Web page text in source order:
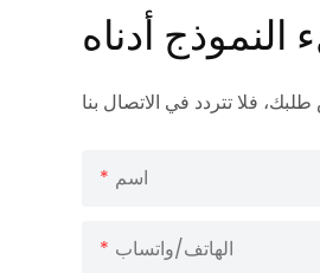
أدناه
اسم
الهاتف/واتساب